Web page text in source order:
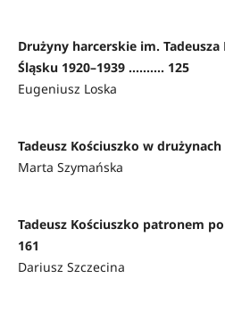
Drużyny harcerskie im.
Śląsku 1920–1939 .......... 125
Eugeniusz Loska
Tadeusz Kościuszko w
Marta Szymańska
Tadeusz Kościuszko patronem
161
Dariusz Szczecina